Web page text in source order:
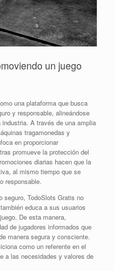
un juego
una plataforma que busca
y responsable, alineándose
A través de una amplia
tragamonedas y
en proporcionar
promueve la protección del
diarias hacen que la
al mismo tiempo que se
responsable.
seguro, TodoSlots Gratis no
educa a sus usuarios
De esta manera,
de jugadores informados que
manera segura y consciente.
como un referente en el
a las necesidades y valores de